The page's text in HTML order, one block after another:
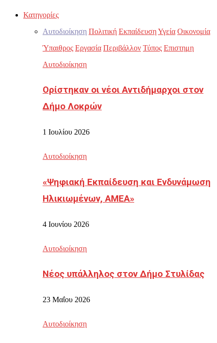
Κατηγορίες
Αυτοδιοίκηση Πολιτική ΕκπαίδευσηΥγεία Οικονομία
Ύπαιθρος Εργασία Περιβάλλον Τύπος Επιστημη
Αυτοδιοίκηση
Ορίστηκαν οι νέοι Αντιδήμαρχοι στον
Δήμο Λοκρών
1 Ιουλίου 2026
Αυτοδιοίκηση
«Ψηφιακή Εκπαίδευση και Ενδυνάμωση
Ηλικιωμένων, ΑΜΕΑ»
4 Ιουνίου 2026
Αυτοδιοίκηση
Νέος υπάλληλος στον Δήμο Στυλίδας
23 Μαΐου 2026
Αυτοδιοίκηση